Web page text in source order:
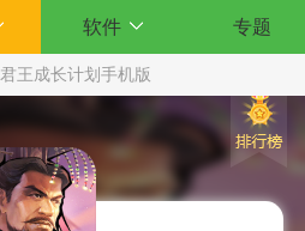
软件 专题
君王成长计划手机版